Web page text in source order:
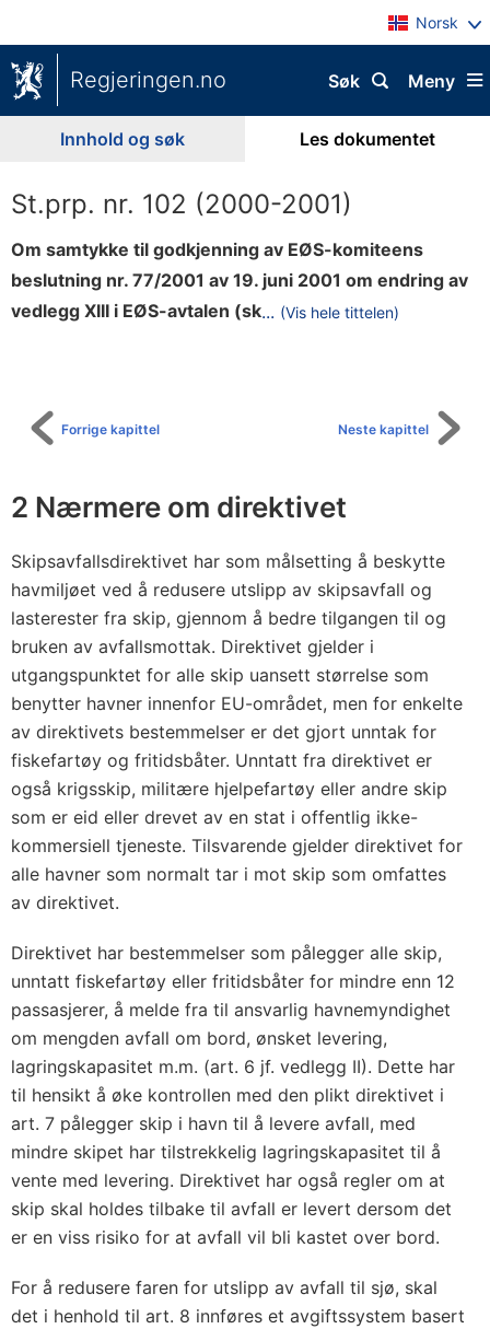
Norsk
Regjeringen.no Meny
Søk
Innhold og søk Les dokumentet
St.prp. nr. 102 (2000-2001)
Om samtykke til godkjenning av EØS-komiteens
beslutning nr. 77/2001 av 19. juni 2001 om endring av
vedlegg XIII i EØS-avtalen (sk... (Vis hele tittelen)
v
l
s
d
r
e
k
t
i
v
e
Neste kapittel
Forrige kapittel
2 Nærmere om direktivet
Skipsavfallsdirektivet har som målsetting å beskytte
havmiljøet ved å redusere utslipp av skipsavfall og
lasterester fra skip, gjennom å bedre tilgangen til og
bruken av avfallsmottak. Direktivet gjelder i
utgangspunktet for alle skip uansett størrelse som
benytter havner innenfor EU-området, men for enkelte
av direktivets bestemmelser er det gjort unntak for
fiskefartøy og fritidsbåter. Unntatt fra direktivet er
også krigsskip, militære hjelpefartøy eller andre skip
som er eid eller drevet av en stat i offentlig ikke-
kommersiell tjeneste. Tilsvarende gjelder direktivet for
alle havner som normalt tar i mot skip som omfattes
av direktivet.
Direktivet har bestemmelser som pålegger alle skip,
unntatt fiskefartøy eller fritidsbåter for mindre enn 12
passasjerer, å melde fra til ansvarlig havnemyndighet
om mengden avfall om bord, ønsket levering,
lagringskapasitet m.m. (art. 6 jf. vedlegg II). Dette har
til hensikt å øke kontrollen med den plikt direktivet i
art. 7 pålegger skip i havn til å levere avfall, med
mindre skipet har tilstrekkelig lagringskapasitet til å
vente med levering. Direktivet har også regler om at
skip skal holdes tilbake til avfall er levert dersom det
er en viss risiko for at avfall vil bli kastet over bord.
For å redusere faren for utslipp av avfall til sjø, skal
det i henhold til art. 8 innføres et avgiftssystem basert